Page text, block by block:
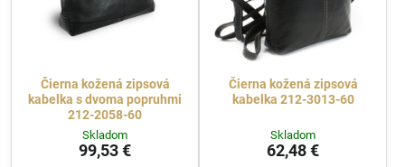
Čierna kožená zipsová
kabelka s dvoma popruhmi
212-2058-60
Skladom
99,53 €
Čierna kožená zipsová
kabelka 212-3013-60
Skladom
62,48 €